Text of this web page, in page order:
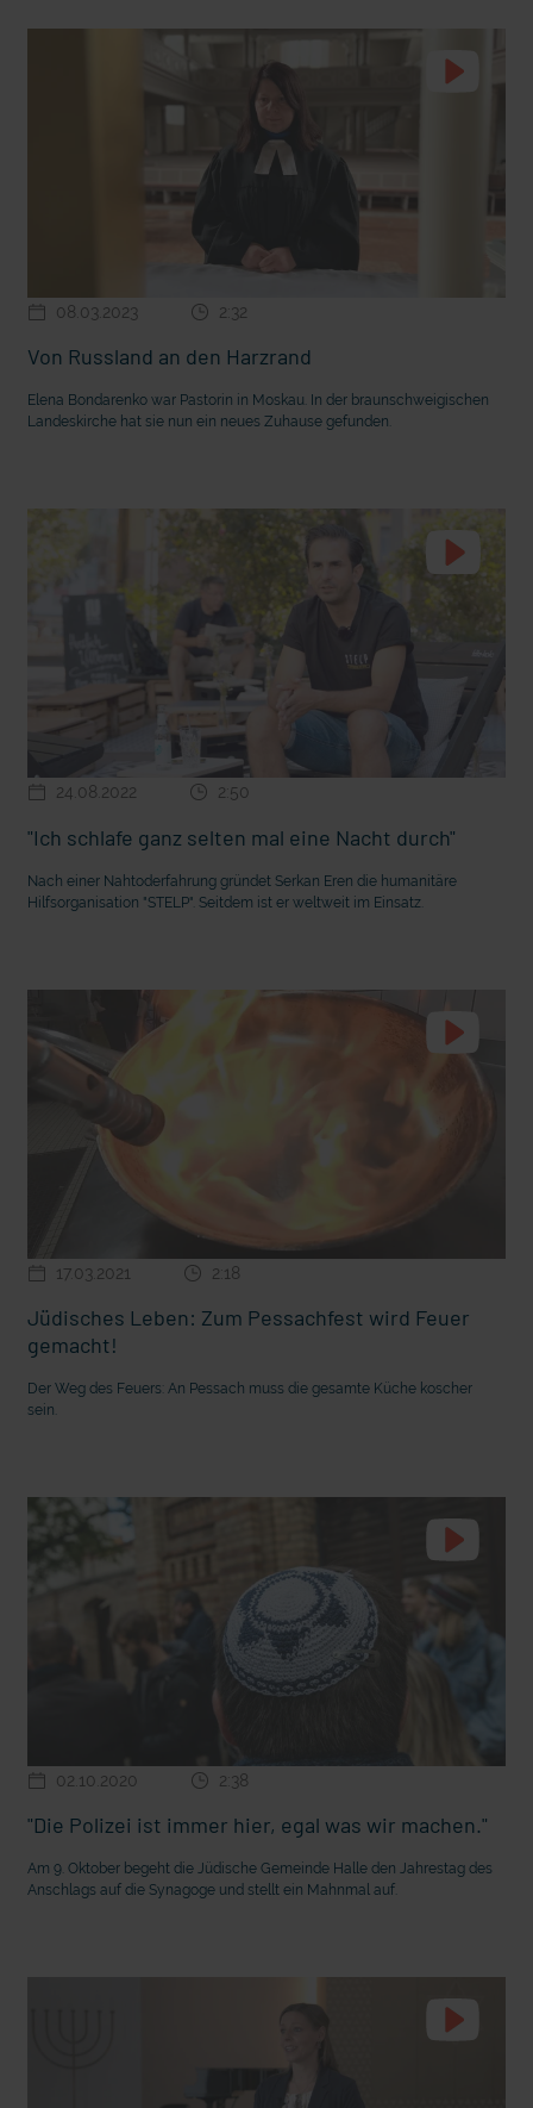
08.03.2023 2:32
Von Russland an den Harzrand
Elena Bondarenko war Pastorin in Moskau. In der braunschweigischen
Landeskirche hat sie nun ein neues Zuhause gefunden.
24.08.2022 2:50
"Ich schlafe ganz selten mal eine Nacht durch"
Nach einer Nahtoderfahrung gründet Serkan Eren die humanitäre
Hilfsorganisation "STELP". Seitdem ist er weltweit im Einsatz.
17.03.2021 2:18
Jüdisches Leben: Zum Pessachfest wird Feuer
gemacht!
Der Weg des Feuers: An Pessach muss die gesamte Küche koscher
sein.
02.10.2020 2:38
"Die Polizei ist immer hier, egal was wir machen."
Am 9. Oktober begeht die Jüdische Gemeinde Halle den Jahrestag des
Anschlags auf die Synagoge und stellt ein Mahnmal auf.